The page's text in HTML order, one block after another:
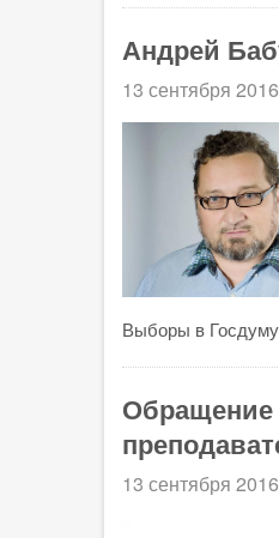
Андрей
13 сентября
Выборы в
Обращение
13 сентября